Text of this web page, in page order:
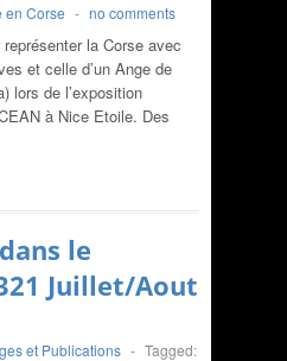
en Corse - no comments
la Corse avec
et celle d’un Ange de
lors de l’exposition
à Nice Etoile. Des
le
Juillet/Aout
et Publications - Tagged: